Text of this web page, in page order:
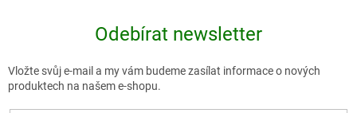
Odebírat newsletter
Vložte svůj e-mail a my vám budeme zasílat informace o nových
produktech na našem e-shopu.